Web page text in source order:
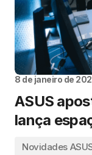
8 de janeiro de
ASUS
lança
Novidades